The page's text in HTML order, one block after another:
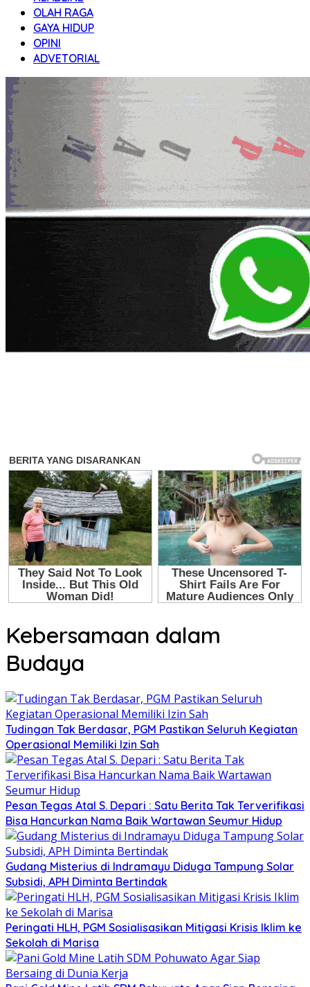
OLAH RAGA
GAYA HIDUP
OPINI
ADVETORIAL
Kebersamaan dalam
Budaya
Tudingan Tak Berdasar, PGM Pastikan Seluruh Kegiatan
Operasional Memiliki Izin Sah
Pesan Tegas Atal S. Depari : Satu Berita Tak Terverifikasi
Bisa Hancurkan Nama Baik Wartawan Seumur Hidup
Gudang Misterius di Indramayu Diduga Tampung Solar
Subsidi, APH Diminta Bertindak
Peringati HLH, PGM Sosialisasikan Mitigasi Krisis Iklim ke
Sekolah di Marisa